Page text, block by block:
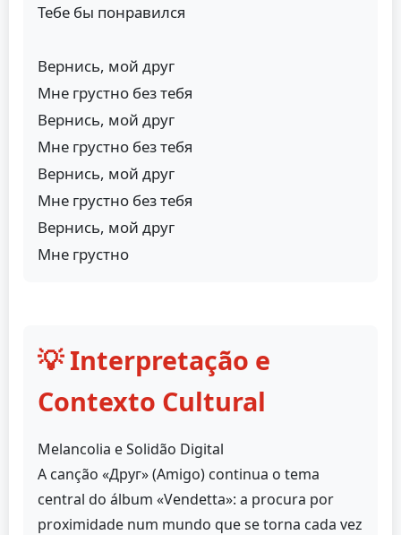
Тебе бы понравился
Вернись, мой друг
Мне грустно без тебя
Вернись, мой друг
Мне грустно без тебя
Вернись, мой друг
Мне грустно без тебя
Вернись, мой друг
Мне грустно
💡 Interpretação e
Contexto Cultural
Melancolia e Solidão Digital
A canção «Друг» (Amigo) continua o tema
central do álbum «Vendetta»: a procura por
proximidade num mundo que se torna cada vez